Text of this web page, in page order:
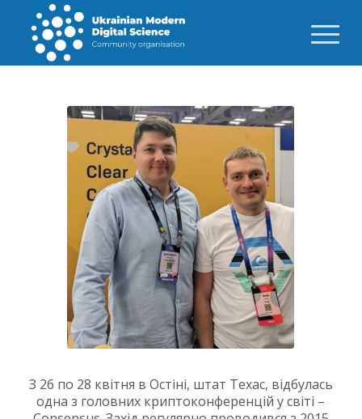
З 26 по 28 квітня в Остіні, штат Техас, відбулась
одна з головних криптоконференцій у світі –